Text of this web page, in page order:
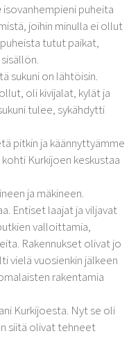
isovanhempieni puheita
joihin minulla ei ollut
tutut paikat,
sukuni on lähtöisin.
oli kivijalat, kylät ja
tulee, sykähdytti
pitkin ja käännyttyämme
Kurkijoen keskustaa
ja mäkineen.
Entiset laajat ja viljavat
valloittamia,
Rakennukset olivat jo
vielä vuosienkin jälkeen
rakentamia
Kurkijoesta. Nyt se oli
siitä olivat tehneet